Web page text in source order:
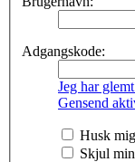
Adgangskode:
Jeg har
Gensend
Husk mig
Skjul